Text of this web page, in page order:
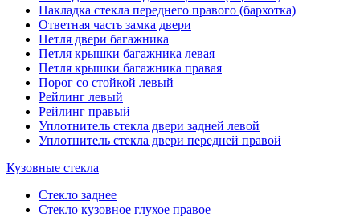
Накладка стекла переднего правого (бархотка)
Ответная часть замка двери
Петля двери багажника
Петля крышки багажника левая
Петля крышки багажника правая
Порог со стойкой левый
Рейлинг левый
Рейлинг правый
Уплотнитель стекла двери задней левой
Уплотнитель стекла двери передней правой
Кузовные стекла
Стекло заднее
Стекло кузовное глухое правое